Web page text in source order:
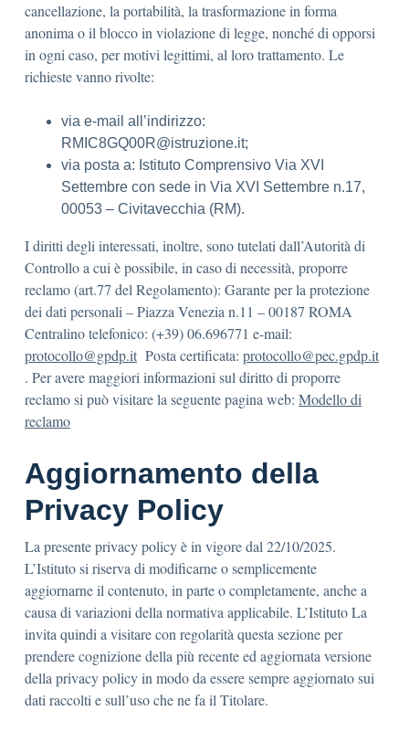
cancellazione, la portabilità, la trasformazione in forma
anonima o il blocco in violazione di legge, nonché di opporsi
in ogni caso, per motivi legittimi, al loro trattamento. Le
richieste vanno rivolte:
via e-mail all’indirizzo:
RMIC8GQ00R@istruzione.it;
via posta a: Istituto Comprensivo Via XVI
Settembre con sede in Via XVI Settembre n.17,
00053 – Civitavecchia (RM).
I diritti degli interessati, inoltre, sono tutelati dall’Autorità di
Controllo a cui è possibile, in caso di necessità, proporre
reclamo (art.77 del Regolamento): Garante per la protezione
dei dati personali – Piazza Venezia n.11 – 00187 ROMA
Centralino telefonico: (+39) 06.696771 e-mail:
protocollo@gpdp.it Posta certificata: protocollo@pec.gpdp.it
. Per avere maggiori informazioni sul diritto di proporre
reclamo si può visitare la seguente pagina web: Modello di
reclamo
Aggiornamento della
Privacy Policy
La presente privacy policy è in vigore dal 22/10/2025.
L’Istituto si riserva di modificarne o semplicemente
aggiornarne il contenuto, in parte o completamente, anche a
causa di variazioni della normativa applicabile. L’Istituto La
invita quindi a visitare con regolarità questa sezione per
prendere cognizione della più recente ed aggiornata versione
della privacy policy in modo da essere sempre aggiornato sui
dati raccolti e sull’uso che ne fa il Titolare.